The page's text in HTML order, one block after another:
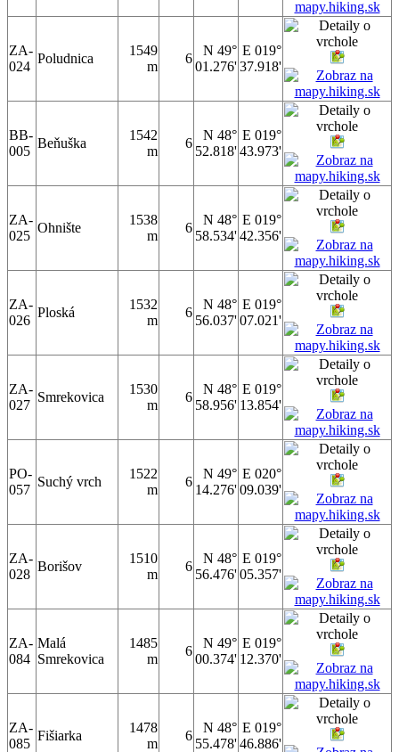
ZA-
024
Poludnica
1549
m
6
N 49°
01.276'
E 019°
37.918'
BB-
005
Beňuška
1542
m
6
N 48°
52.818'
E 019°
43.973'
ZA-
025
Ohnište
1538
m
6
N 48°
58.534'
E 019°
42.356'
ZA-
026
Ploská
1532
m
6
N 48°
56.037'
E 019°
07.021'
ZA-
027
Smrekovica
1530
m
6
N 48°
58.956'
E 019°
13.854'
PO-
057
Suchý vrch
1522
m
6
N 49°
14.276'
E 020°
09.039'
ZA-
028
Borišov
1510
m
6
N 48°
56.476'
E 019°
05.357'
ZA-
084
Malá
Smrekovica
1485
m
6
N 49°
00.374'
E 019°
12.370'
ZA-
085
Fišiarka
1478
m
6
N 48°
55.478'
E 019°
46.886'